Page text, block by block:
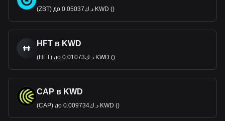
(ZBT) до د.ك0.05037 KWD ()
HFT в KWD
(HFT) до د.ك0.01073 KWD ()
CAP в KWD
(CAP) до د.ك0.009734 KWD ()